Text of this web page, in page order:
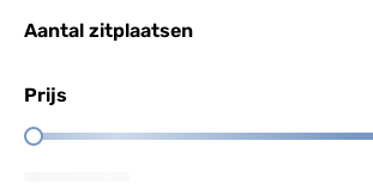
Aantal zitplaatsen
Prijs
Price Range